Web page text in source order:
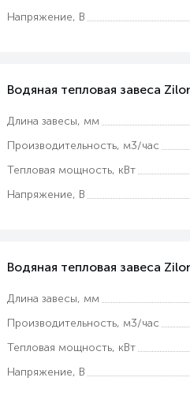
Напряжение, В
Водяная тепловая завеса
Длина завесы, мм
Производительность, м3/час
Тепловая мощность, кВт
Напряжение, В
Водяная тепловая завеса
Длина завесы, мм
Производительность, м3/час
Тепловая мощность, кВт
Напряжение, В